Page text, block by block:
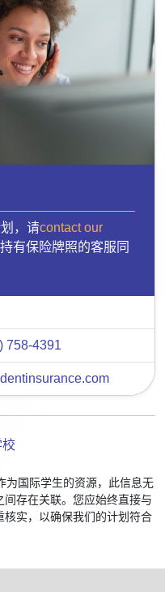
，请contact our
有保险牌照的客服同
758-4391
校
为国际学生的资源，此信息无
存在关联。您应始终直接与
实，以确保我们的计划符合